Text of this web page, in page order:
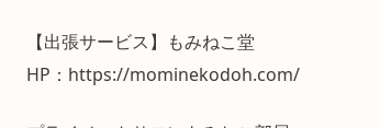
【出張サービス】もみねこ堂
HP：https://mominekodoh.com/